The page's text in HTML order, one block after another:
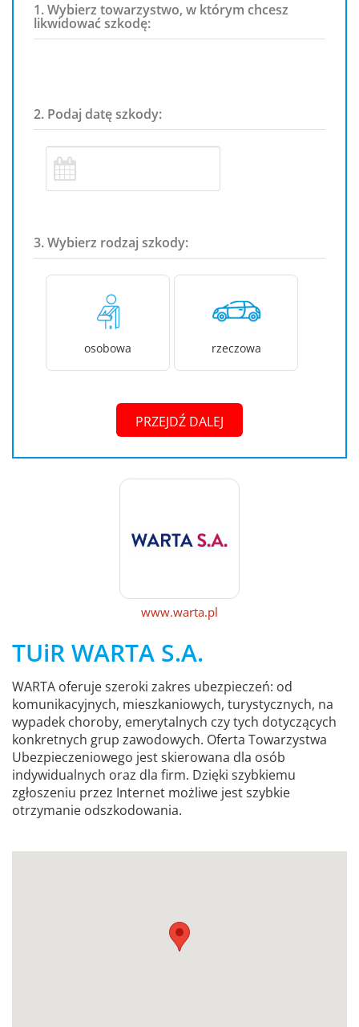
1. Wybierz towarzystwo, w którym chcesz
likwidować szkodę:
2. Podaj datę szkody:
3. Wybierz rodzaj szkody:
osobowa rzeczowa
PRZEJDŹ DALEJ
www.warta.pl
TUiR WARTA S.A.
WARTA oferuje szeroki zakres ubezpieczeń: od
komunikacyjnych, mieszkaniowych, turystycznych, na
wypadek choroby, emerytalnych czy tych dotyczących
konkretnych grup zawodowych. Oferta Towarzystwa
Ubezpieczeniowego jest skierowana dla osób
indywidualnych oraz dla firm. Dzięki szybkiemu
zgłoszeniu przez Internet możliwe jest szybkie
otrzymanie odszkodowania.